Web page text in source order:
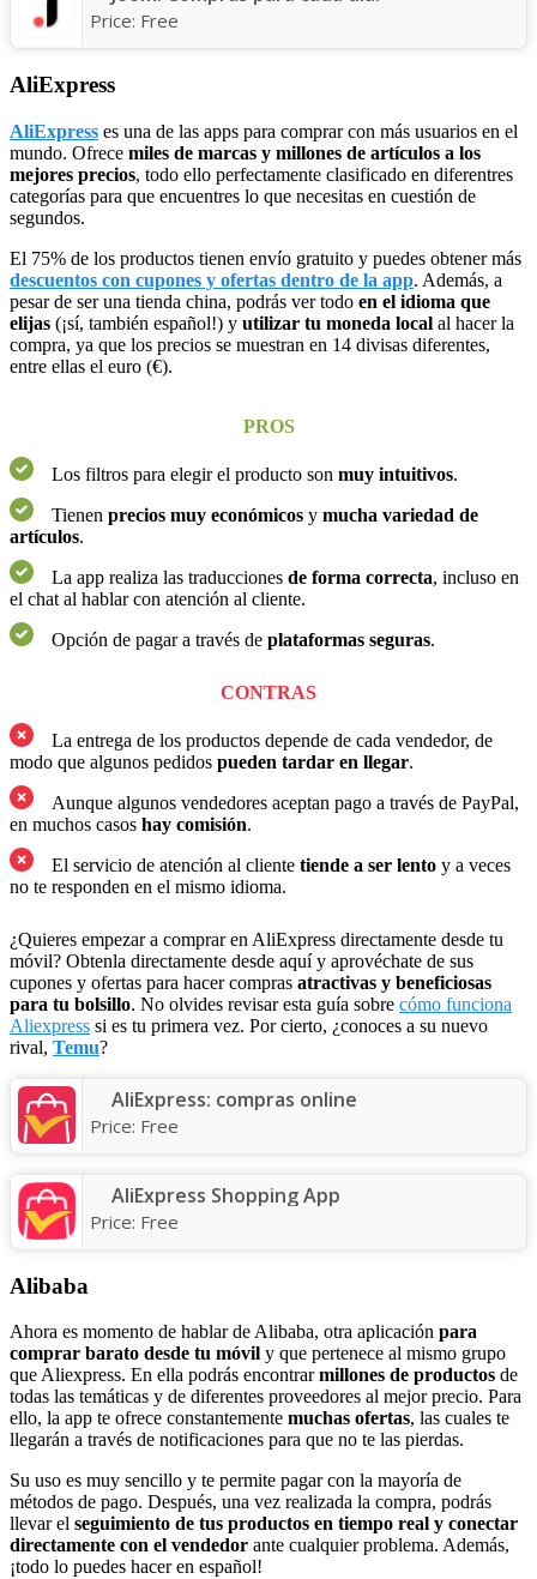
Price: Free
AliExpress
AliExpress es una de las apps para comprar con más usuarios en el
mundo. Ofrece miles de marcas y millones de artículos a los
mejores precios, todo ello perfectamente clasificado en diferentres
categorías para que encuentres lo que necesitas en cuestión de
segundos.
El 75% de los productos tienen envío gratuito y puedes obtener más
descuentos con cupones y ofertas dentro de la app. Además, a
pesar de ser una tienda china, podrás ver todo en el idioma que
elijas (¡sí, también español!) y utilizar tu moneda local al hacer la
compra, ya que los precios se muestran en 14 divisas diferentes,
entre ellas el euro (€).
PROS
Los filtros para elegir el producto son muy intuitivos.
Tienen precios muy económicos y mucha variedad de
artículos.
La app realiza las traducciones de forma correcta, incluso en
el chat al hablar con atención al cliente.
Opción de pagar a través de plataformas seguras.
CONTRAS
La entrega de los productos depende de cada vendedor, de
modo que algunos pedidos pueden tardar en llegar.
Aunque algunos vendedores aceptan pago a través de PayPal,
en muchos casos hay comisión.
El servicio de atención al cliente tiende a ser lento y a veces
no te responden en el mismo idioma.
¿Quieres empezar a comprar en AliExpress directamente desde tu
móvil? Obtenla directamente desde aquí y aprovéchate de sus
cupones y ofertas para hacer compras atractivas y beneficiosas
para tu bolsillo. No olvides revisar esta guía sobre cómo funciona
Aliexpress si es tu primera vez. Por cierto, ¿conoces a su nuevo
rival, Temu?
AliExpress: compras online
Price: Free
AliExpress Shopping App
Price: Free
Alibaba
Ahora es momento de hablar de Alibaba, otra aplicación para
comprar barato desde tu móvil y que pertenece al mismo grupo
que Aliexpress. En ella podrás encontrarmillones de productos de
todas las temáticas y de diferentes proveedores al mejor precio. Para
ello, la app te ofrece constantemente muchas ofertas, las cuales te
llegarán a través de notificaciones para que no te las pierdas.
Su uso es muy sencillo y te permite pagar con la mayoría de
métodos de pago. Después, una vez realizada la compra, podrás
llevar el seguimiento de tus productos en tiempo real y conectar
directamente con el vendedor ante cualquier problema. Además,
¡todo lo puedes hacer en español!